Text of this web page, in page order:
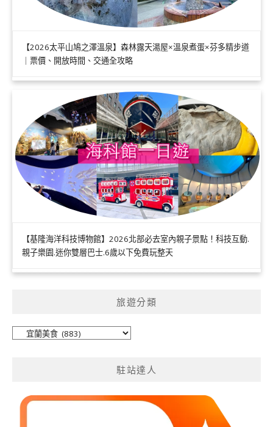
【2026太平山鳩之澤溫泉】森林露天湯屋×溫泉煮蛋×芬多精步道
｜票價、開放時間、交通全攻略
【基隆海洋科技博物館】2026北部必去室內親子景點！科技互動.
親子樂園.迷你雙層巴士.6歲以下免費玩整天
旅遊分類
駐站達人